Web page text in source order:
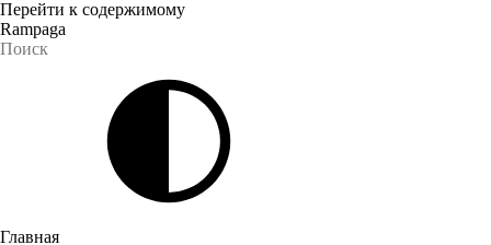
Перейти к содержимому
Rampaga
Главная